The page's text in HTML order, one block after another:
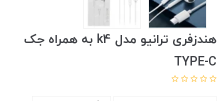
هندزفری ترانیو مدل k4 به همراه جک
TYPE-C